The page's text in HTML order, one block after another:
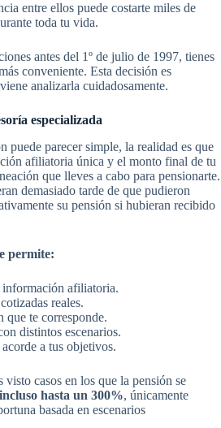
entre ellos puede costarte miles de
toda tu vida.
antes del 1º de julio de 1997, tienes
conveniente. Esta decisión es
analizarla cuidadosamente.
especializada
puede parecer simple, la realidad es que
afiliatoria única y el monto final de tu
que lleves a cabo para pensionarte.
demasiado tarde de que pudieron
su pensión si hubieran recibido
permite:
información afiliatoria.
reales.
que te corresponde.
distintos escenarios.
a tus objetivos.
casos en los que la pensión se
hasta un 300%, únicamente
basada en escenarios